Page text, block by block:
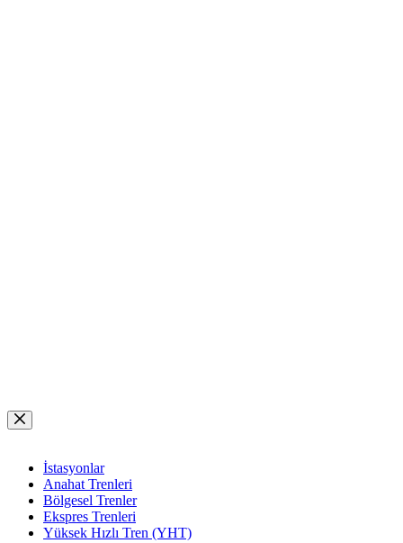
Skip
to
İstasyonlar
Anahat Trenleri
Bölgesel Trenler
Ekspres Trenleri
Yüksek Hızlı Tren (YHT)